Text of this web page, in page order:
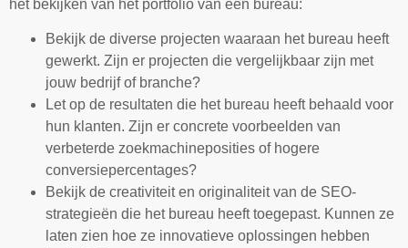
het bekijken van het portfolio van een bureau:
Bekijk de diverse projecten waaraan het bureau heeft
gewerkt. Zijn er projecten die vergelijkbaar zijn met
jouw bedrijf of branche?
Let op de resultaten die het bureau heeft behaald voor
hun klanten. Zijn er concrete voorbeelden van
verbeterde zoekmachineposities of hogere
conversiepercentages?
Bekijk de creativiteit en originaliteit van de SEO-
strategieën die het bureau heeft toegepast. Kunnen ze
laten zien hoe ze innovatieve oplossingen hebben